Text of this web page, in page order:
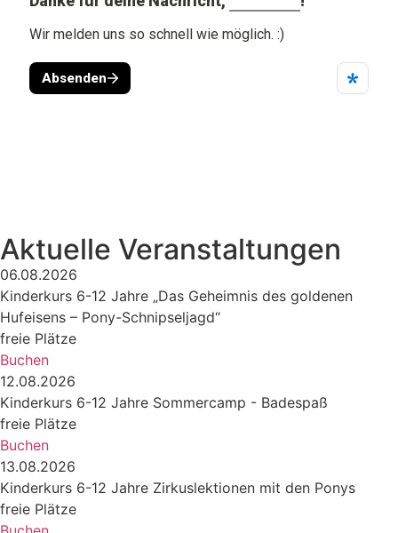
Aktuelle Veranstaltungen
06.08.2026
Kinderkurs 6-12 Jahre „Das Geheimnis des goldenen
Hufeisens – Pony-Schnipseljagd“
freie Plätze
Buchen
12.08.2026
Kinderkurs 6-12 Jahre Sommercamp - Badespaß
freie Plätze
Buchen
13.08.2026
Kinderkurs 6-12 Jahre Zirkuslektionen mit den Ponys
freie Plätze